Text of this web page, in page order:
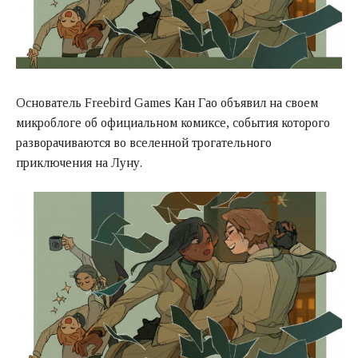
Основатель Freebird Games Кан Гао объявил на своем
микроблоге об официальном комиксе, события которого
разворачиваются во вселенной трогательного
приключения на Луну.